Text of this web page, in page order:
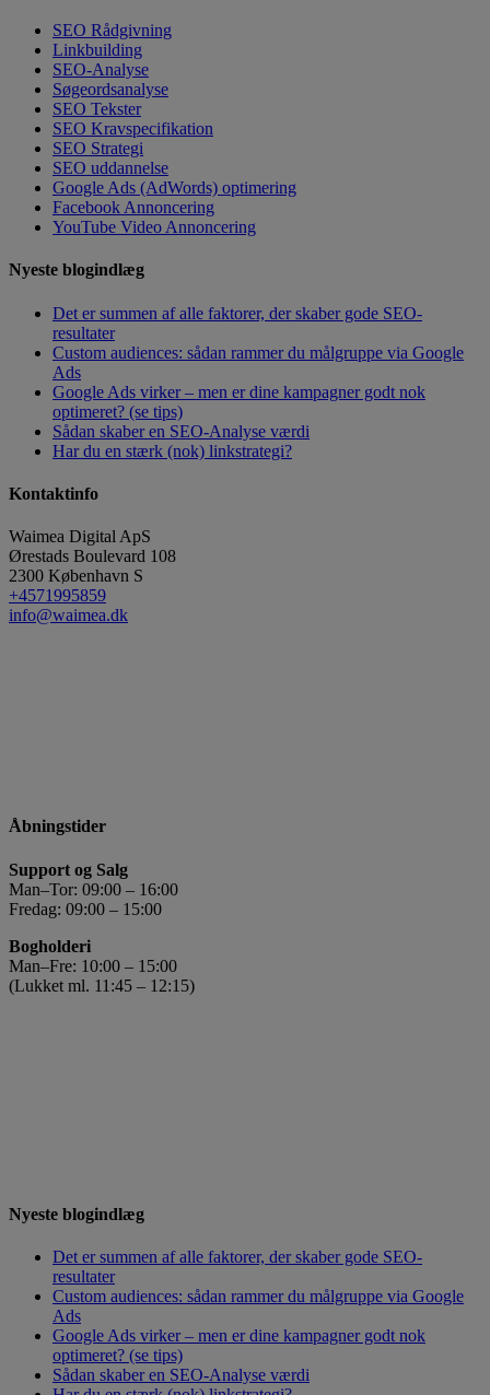
SEO Rådgivning
Linkbuilding
SEO-Analyse
Søgeordsanalyse
SEO Tekster
SEO Kravspecifikation
SEO Strategi
SEO uddannelse
Google Ads (AdWords) optimering
Facebook Annoncering
YouTube Video Annoncering
Nyeste blogindlæg
Det er summen af alle faktorer, der skaber gode SEO-
resultater
Custom audiences: sådan rammer du målgruppe via Google
Ads
Google Ads virker – men er dine kampagner godt nok
optimeret? (se tips)
Sådan skaber en SEO-Analyse værdi
Har du en stærk (nok) linkstrategi?
Kontaktinfo
Waimea Digital ApS
Ørestads Boulevard 108
2300 København S
+4571995859
info@waimea.dk
Åbningstider
Support og Salg
Man–Tor: 09:00 – 16:00
Fredag: 09:00 – 15:00
Bogholderi
Man–Fre: 10:00 – 15:00
(Lukket ml. 11:45 – 12:15)
Nyeste blogindlæg
Det er summen af alle faktorer, der skaber gode SEO-
resultater
Custom audiences: sådan rammer du målgruppe via Google
Ads
Google Ads virker – men er dine kampagner godt nok
optimeret? (se tips)
Sådan skaber en SEO-Analyse værdi